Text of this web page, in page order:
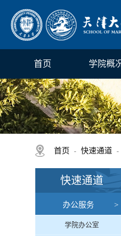
首页 学院概
首页 - 快速通道 -
快速通道
办公服务 >
学院办公室